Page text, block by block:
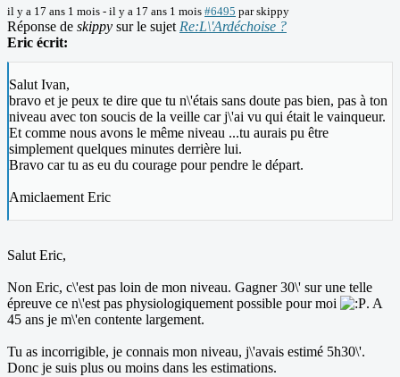
il y a 17 ans 1 mois - il y a 17 ans 1 mois #6495 parskippy
Réponse de skippy sur le sujet Re:L\'Ardéchoise ?
Eric écrit:
Salut Ivan,
bravo et je peux te dire que tu n\'étais sans doute pas bien, pas à ton
niveau avec ton soucis de la veille car j\'ai vu qui était le vainqueur.
Et comme nous avons le même niveau ...tu aurais pu être
simplement quelques minutes derrière lui.
Bravo car tu as eu du courage pour pendre le départ.
Amiclaement Eric
Salut Eric,
Non Eric, c\'est pas loin de mon niveau. Gagner 30\' sur une telle
épreuve ce n\'est pas physiologiquement possible pour moi
. A
45 ans je m\'en contente largement.
Tu as incorrigible, je connais mon niveau, j\'avais estimé 5h30\'.
Donc je suis plus ou moins dans les estimations.